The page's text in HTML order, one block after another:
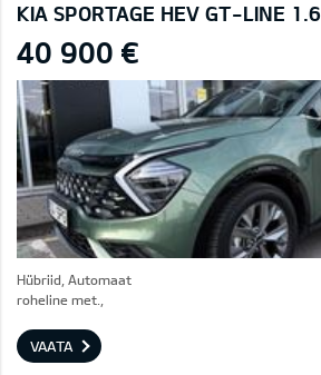
KIA SPORTAGE HEV GT-LINE
40 900 €
Hübriid, Automaat
roheline met.,
VAATA